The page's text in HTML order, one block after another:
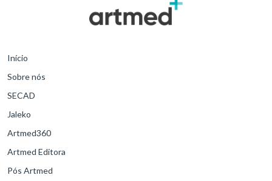
Início
Sobre nós
SECAD
Jaleko
Artmed360
Artmed Editora
Pós Artmed